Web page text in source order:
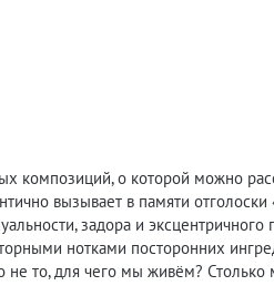
о которой можно
вызывает в памяти
задора и эксцентричного
нотками посторонних
не то, для чего мы живём?